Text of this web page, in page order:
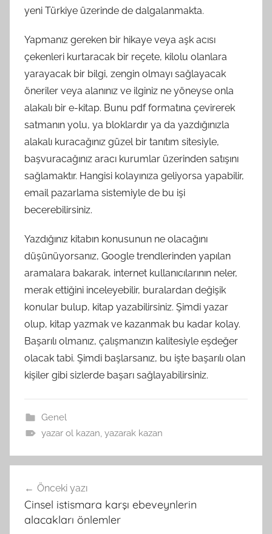
yeni Türkiye üzerinde de dalgalanmakta.
Yapmanız gereken bir hikaye veya aşk acısı
çekenleri kurtaracak bir reçete, kilolu olanlara
yarayacak bir bilgi, zengin olmayı sağlayacak
öneriler veya alanınız ve ilginiz ne yöneyse onla
alakalı bir e-kitap. Bunu pdf formatına çevirerek
satmanın yolu, ya bloklardır ya da yazdığınızla
alakalı kuracağınız güzel bir tanıtım sitesiyle,
başvuracağınız aracı kurumlar üzerinden satışını
sağlamaktır. Hangisi kolayınıza geliyorsa yapabilir,
email pazarlama sistemiyle de bu işi
becerebilirsiniz.
Yazdığınız kitabın konusunun ne olacağını
düşünüyorsanız, Google trendlerinden yapılan
aramalara bakarak, internet kullanıcılarının neler,
merak ettiğini inceleyebilir, buralardan değişik
konular bulup, kitap yazabilirsiniz. Şimdi yazar
olup, kitap yazmak ve kazanmak bu kadar kolay.
Başarılı olmanız, çalışmanızın kalitesiyle eşdeğer
olacak tabi. Şimdi başlarsanız, bu işte başarılı olan
kişiler gibi sizlerde başarı sağlayabilirsiniz.
Genel
yazar ol kazan, yazarak kazan
gezinmesi
Önceki yazı
Cinsel istismara karşı ebeveynlerin
alacakları önlemler